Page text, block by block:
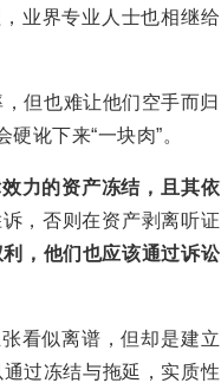
业界专业人士也相继给
但也难让他们空手而归
讹下来“一块肉”。
力的资产冻结，且其依
，否则在资产剥离听证
，他们也应该通过诉讼
看似离谱，但却是建立
过冻结与拖延，实质性